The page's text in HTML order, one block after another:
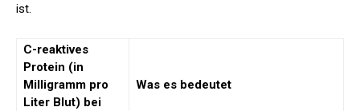
ist.
C-reaktives
Protein (in
Milligramm pro
Liter Blut) bei
Was es bedeutet